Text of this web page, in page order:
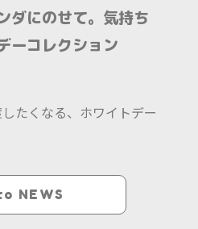
ダにのせて。気持ち
ーコレクション
たくなる、ホワイトデー
NEWS